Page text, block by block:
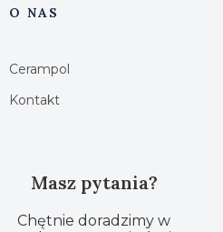
O NAS
Cerampol
Kontakt
Masz pytania?
Chętnie doradzimy w